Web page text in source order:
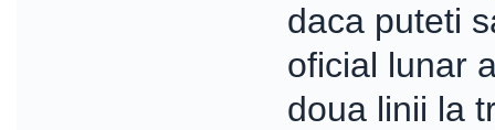
daca puteti
oficial lunar
doua linii la